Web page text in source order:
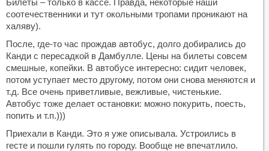
Билеты – только в кассе. Правда, некоторые наши
соотечественники и тут окольными тропами проникают на
халяву).
После, где-то час прождав автобус, долго добирались до
Канди с пересадкой в Дамбулле. Цены на билеты совсем
смешные, копейки. В автобусе интересно: сидит человек,
потом уступает место другому, потом они снова меняются и
т.д. Все очень приветливые, вежливые, чистенькие.
Автобус тоже делает остановки: можно покурить, поесть,
попить и т.п.)))
Приехали в Канди. Это я уже описывала. Устроились в
гесте и пошли гулять по городу. Вообще не впечатлило.